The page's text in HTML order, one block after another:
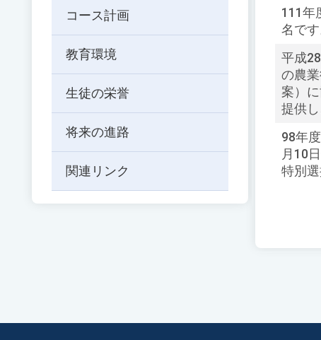
コース計画
教育環境
生徒の栄誉
将来の進路
関連リンク
ー
ド
入
力
し
て
Enter
キ
ー
で
111年
名です
平成
の農
案）
提供
98年
月10
特別